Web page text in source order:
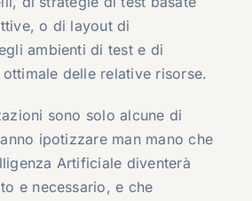
o di layout di
ambienti di test e di
delle relative risorse.
sono solo alcune di
ipotizzare man mano che
Artificiale diventerà
e necessario, e che